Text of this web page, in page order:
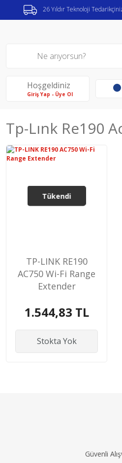
26 Yıldır Teknoloji
Hoşgeldiniz
Giriş Yap - Üye Ol
Tp-Lınk Re190
Tükendi
TP-LINK RE190
AC750 Wi-Fi Range
Extender
1.544,83 TL
Stokta Yok
Güvenli